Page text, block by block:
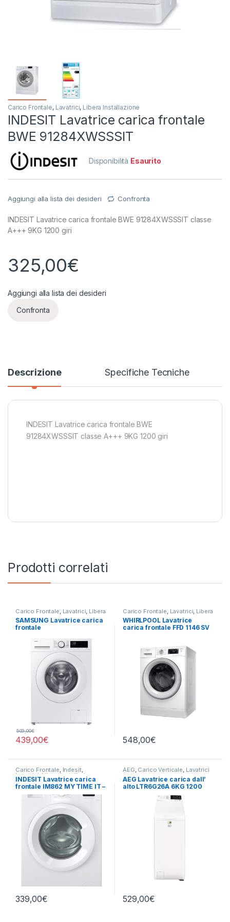
Carico Frontale, Lavatrici, Libera Installazione
INDESIT Lavatrice carica frontale
BWE 91284XWSSSIT
Disponibilità Esaurito
Aggiungi alla lista dei desideri Confronta
INDESIT Lavatrice carica frontale BWE 91284XWSSSIT classe
A+++ 9KG 1200 giri
325,00€
Aggiungi alla lista dei desideri
Confronta
Descrizione Specifiche Tecniche
INDESIT Lavatrice carica frontale BWE
91284XWSSSIT classe A+++ 9KG 1200 giri
Prodotti correlati
Carico Frontale Lavatrici Libera
Installazione, SAMSUNG
SAMSUNG Lavatrice carica
frontale
1400 RPM
439,00€
509,00€
Carico Frontale Lavatrici Libera
Installazione Whirlpool
WHIRLPOOL Lavatrice
carica frontale FFD 1146 SV
548,00€
Carico Frontale, Indesit,
Lavatrici,Libera Installazione
INDESIT Lavatrice carica
frontale IM862 MY TIME IT –
LAVATRICE 8KG 1200 GIRI
339,00€
AEG, Carico Verticale, Lavatrici
AEG Lavatrice carica dall’
alto LTR6G26A 6KG 1200
529,00€